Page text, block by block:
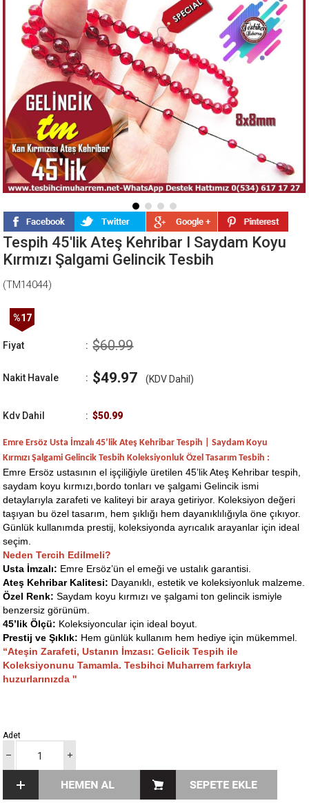
Tespih 45'lik Ateş Kehribar I Saydam Koyu
Kırmızı Şalgami Gelincik Tesbih
(TM14044)
%17
Fiyat : $60.99
Nakit Havale : $49.97 (KDV Dahil)
Kdv Dahil : $50.99
Emre Ersöz Usta İmzalı 45’lik Ateş Kehribar Tespih | Saydam Koyu
Kırmızı Şalgami Gelincik Tesbih Koleksiyonluk Özel Tasarım Tesbih :
Emre Ersöz ustasının el işçiliğiyle üretilen 45’lik Ateş Kehribar tespih,
saydam koyu kırmızı,bordo tonları ve şalgami Gelincik ismi
detaylarıyla zarafeti ve kaliteyi bir araya getiriyor. Koleksiyon değeri
taşıyan bu özel tasarım, hem şıklığı hem dayanıklılığıyla öne çıkıyor.
Günlük kullanımda prestij, koleksiyonda ayrıcalık arayanlar için ideal
seçim.
Neden Tercih Edilmeli?
Usta İmzalı: Emre Ersöz’ün el emeği ve ustalık garantisi.
Ateş Kehribar Kalitesi: Dayanıklı, estetik ve koleksiyonluk malzeme.
Özel Renk: Saydam koyu kırmızı ve şalgami ton gelincik ismiyle
benzersiz görünüm.
45’lik Ölçü: Koleksiyoncular için ideal boyut.
Prestij ve Şıklık: Hem günlük kullanım hem hediye için mükemmel.
“Ateşin Zarafeti, Ustanın İmzası: Gelicik Tespih ile
Koleksiyonunu Tamamla. Tesbihci Muharrem farkıyla
huzurlarınızda ''
Adet